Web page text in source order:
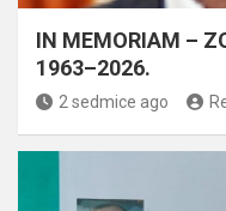
IN MEMORIAM –
1963–2026.
2 sedmice ago